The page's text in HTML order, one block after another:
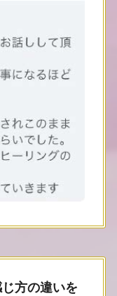
方の違いを